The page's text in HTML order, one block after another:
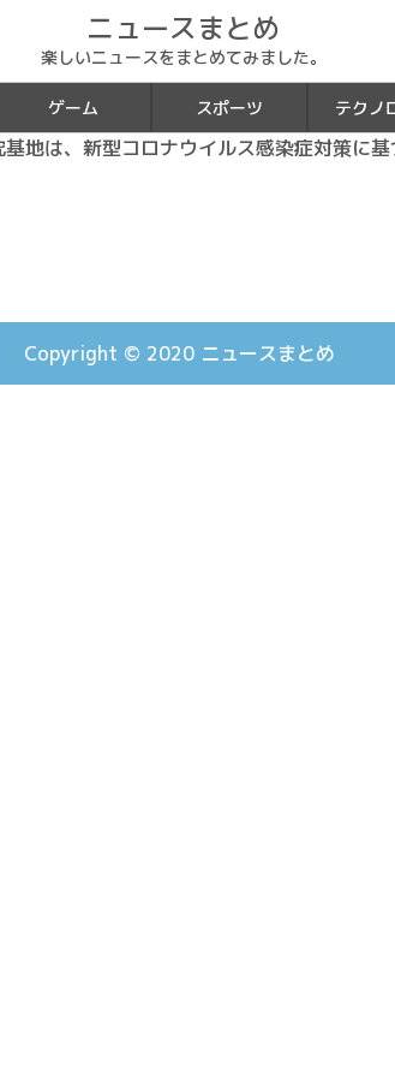
ニュースまとめ
楽しいニュースをまとめてみました。
ゲーム スポーツ テクノ
地は、新型コロナウイルス感染症対策に
Copyright © 2020 ニュースまとめ